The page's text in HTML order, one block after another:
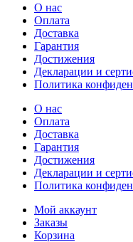
О нас
Оплата
Доставка
Гарантия
Достижения
Декларации и
Политика
О нас
Оплата
Доставка
Гарантия
Достижения
Декларации и
Политика
Мой аккаунт
Заказы
Корзина